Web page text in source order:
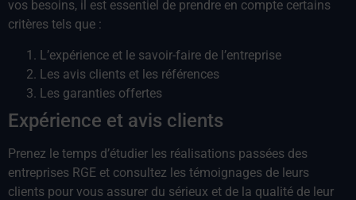
vos besoins, il est essentiel de prendre en compte certains
critères tels que :
L’expérience et le savoir-faire de l’entreprise
Les avis clients et les références
Les garanties offertes
Expérience et avis clients
Prenez le temps d’étudier les réalisations passées des
entreprises RGE et consultez les témoignages de leurs
clients pour vous assurer du sérieux et de la qualité de leur